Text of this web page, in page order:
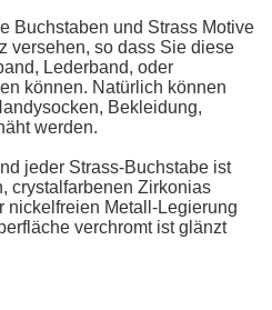
Buchstaben und Strass Motive
versehen, so dass Sie diese
Lederband, oder
können. Natürlich können
Bekleidung,
werden.
jeder Strass-Buchstabe ist
crystalfarbenen Zirkonias
nickelfreien Metall-Legierung
verchromt ist glänzt